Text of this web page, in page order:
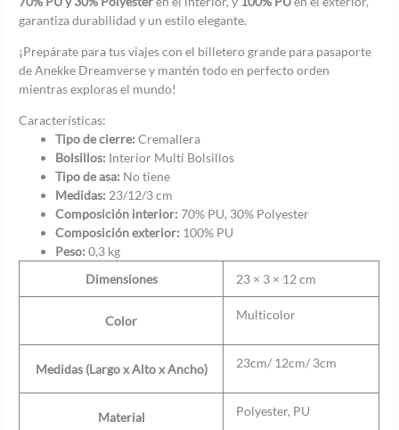
garantiza durabilidad y un estilo elegante.
¡Prepárate para tus viajes con el billetero grande para pasaporte
de Anekke Dreamverse y mantén todo en perfecto orden
mientras exploras el mundo!
Características:
Tipo de cierre: Cremallera
Bolsillos: Interior Multi Bolsillos
Tipo de asa: No tiene
Medidas: 23/12/3 cm
Composición interior: 70% PU, 30% Polyester
Composición exterior: 100% PU
Peso: 0,3 kg
Dimensiones
23 × 3 × 12 cm
Color Multicolor
Medidas (Largo x Alto x Ancho) 23cm/ 12cm/ 3cm
Material Polyester, PU